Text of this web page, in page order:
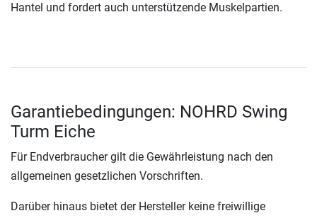
Hantel und fordert auch unterstützende Muskelpartien.
Garantiebedingungen: NOHRD Swing
Turm Eiche
Für Endverbraucher gilt die Gewährleistung nach den
allgemeinen gesetzlichen Vorschriften.
Darüber hinaus bietet der Hersteller keine freiwillige